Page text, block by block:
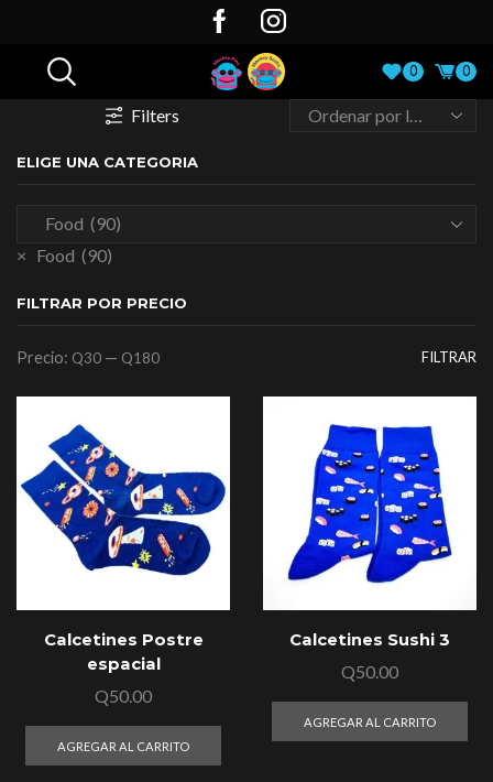
0 0
Filters
ELIGE UNA CATEGORIA
× Food (90)
FILTRAR POR PRECIO
FILTRAR
Precio: Q30 — Q180
Calcetines Postre
espacial
Q50.00
AGREGAR AL CARRITO
Calcetines Sushi 3
Q50.00
AGREGAR AL CARRITO